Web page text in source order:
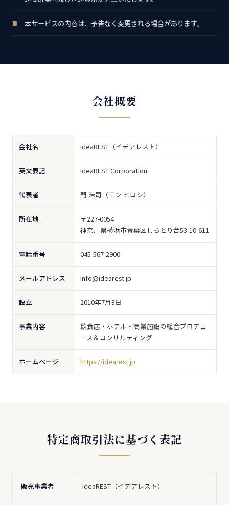
本サービスの内容は、予告なく変更される場合があります。
会社概要
会社名 IdeaREST（イデアレスト）
英文表記 IdeaREST Corporation
代表者 門 浩司（モン ヒロシ）
所在地
〒227-0054
神奈川県横浜市青葉区しらとり台53-10-611
電話番号 045-567-2900
メールアドレス info@idearest.jp
設立 2010年7月8日
事業内容
飲食店・ホテル・商業施設の総合プロデュ
ース＆コンサルティング
ホームページ https://idearest.jp
特定商取引法に基づく表記
販売事業者 IdeaREST（イデアレスト）